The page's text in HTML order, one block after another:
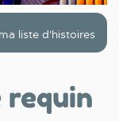
liste d'histoires
requin